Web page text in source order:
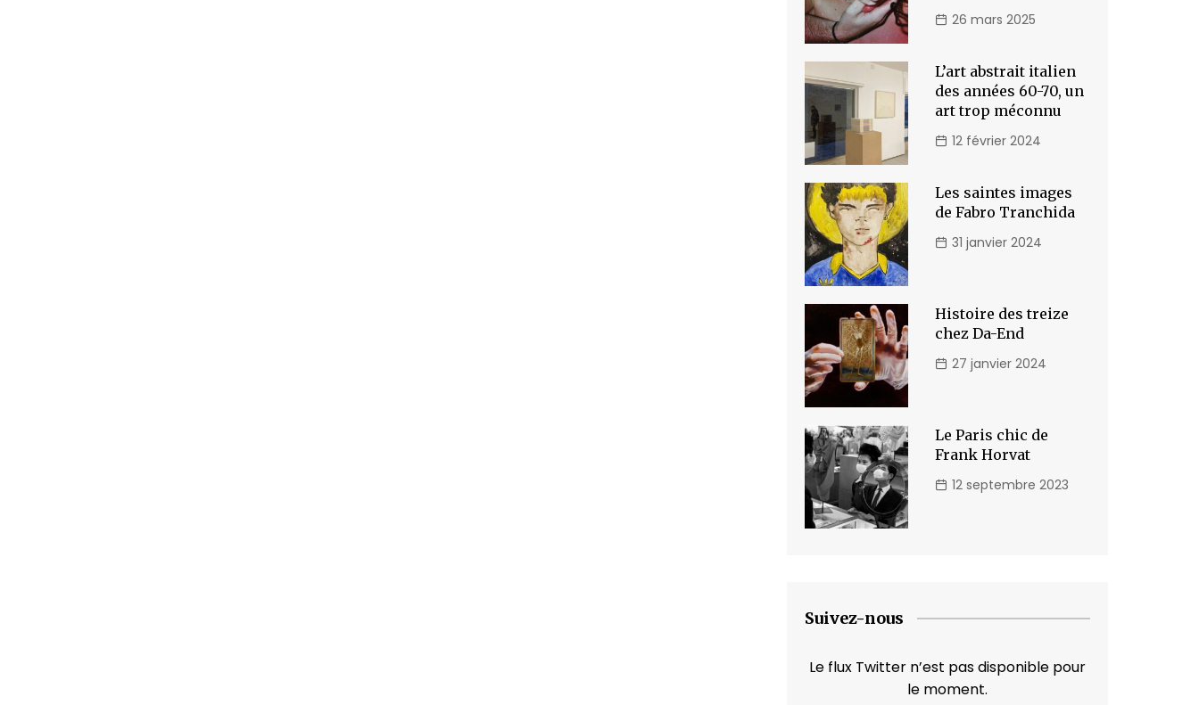
26 mars 2025
L’art abstrait italien
des années 60-70, un
art trop méconnu
12 février 2024
Les saintes images
de Fabro Tranchida
31 janvier 2024
Histoire des treize
chez Da-End
27 janvier 2024
Le Paris chic de
Frank Horvat
12 septembre 2023
Suivez-nous
Le flux Twitter n’est pas disponible pour
le moment.